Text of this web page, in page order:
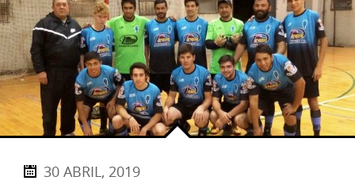
30 ABRIL, 2019